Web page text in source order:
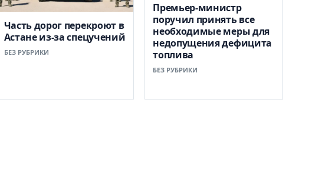
Часть дорог перекроют в
Астане из-за спецучений
БЕЗ РУБРИКИ
Премьер-министр
поручил принять все
необходимые меры для
недопущения дефицита
топлива
БЕЗ РУБРИКИ